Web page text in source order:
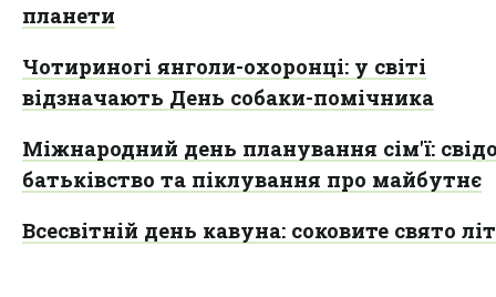
планети
Чотириногі янголи-охоронці: у світі
відзначають День собаки-помічника
Міжнародний день планування сім'ї:
батьківство та піклування про майбутнє
Всесвітній день кавуна: соковите свято